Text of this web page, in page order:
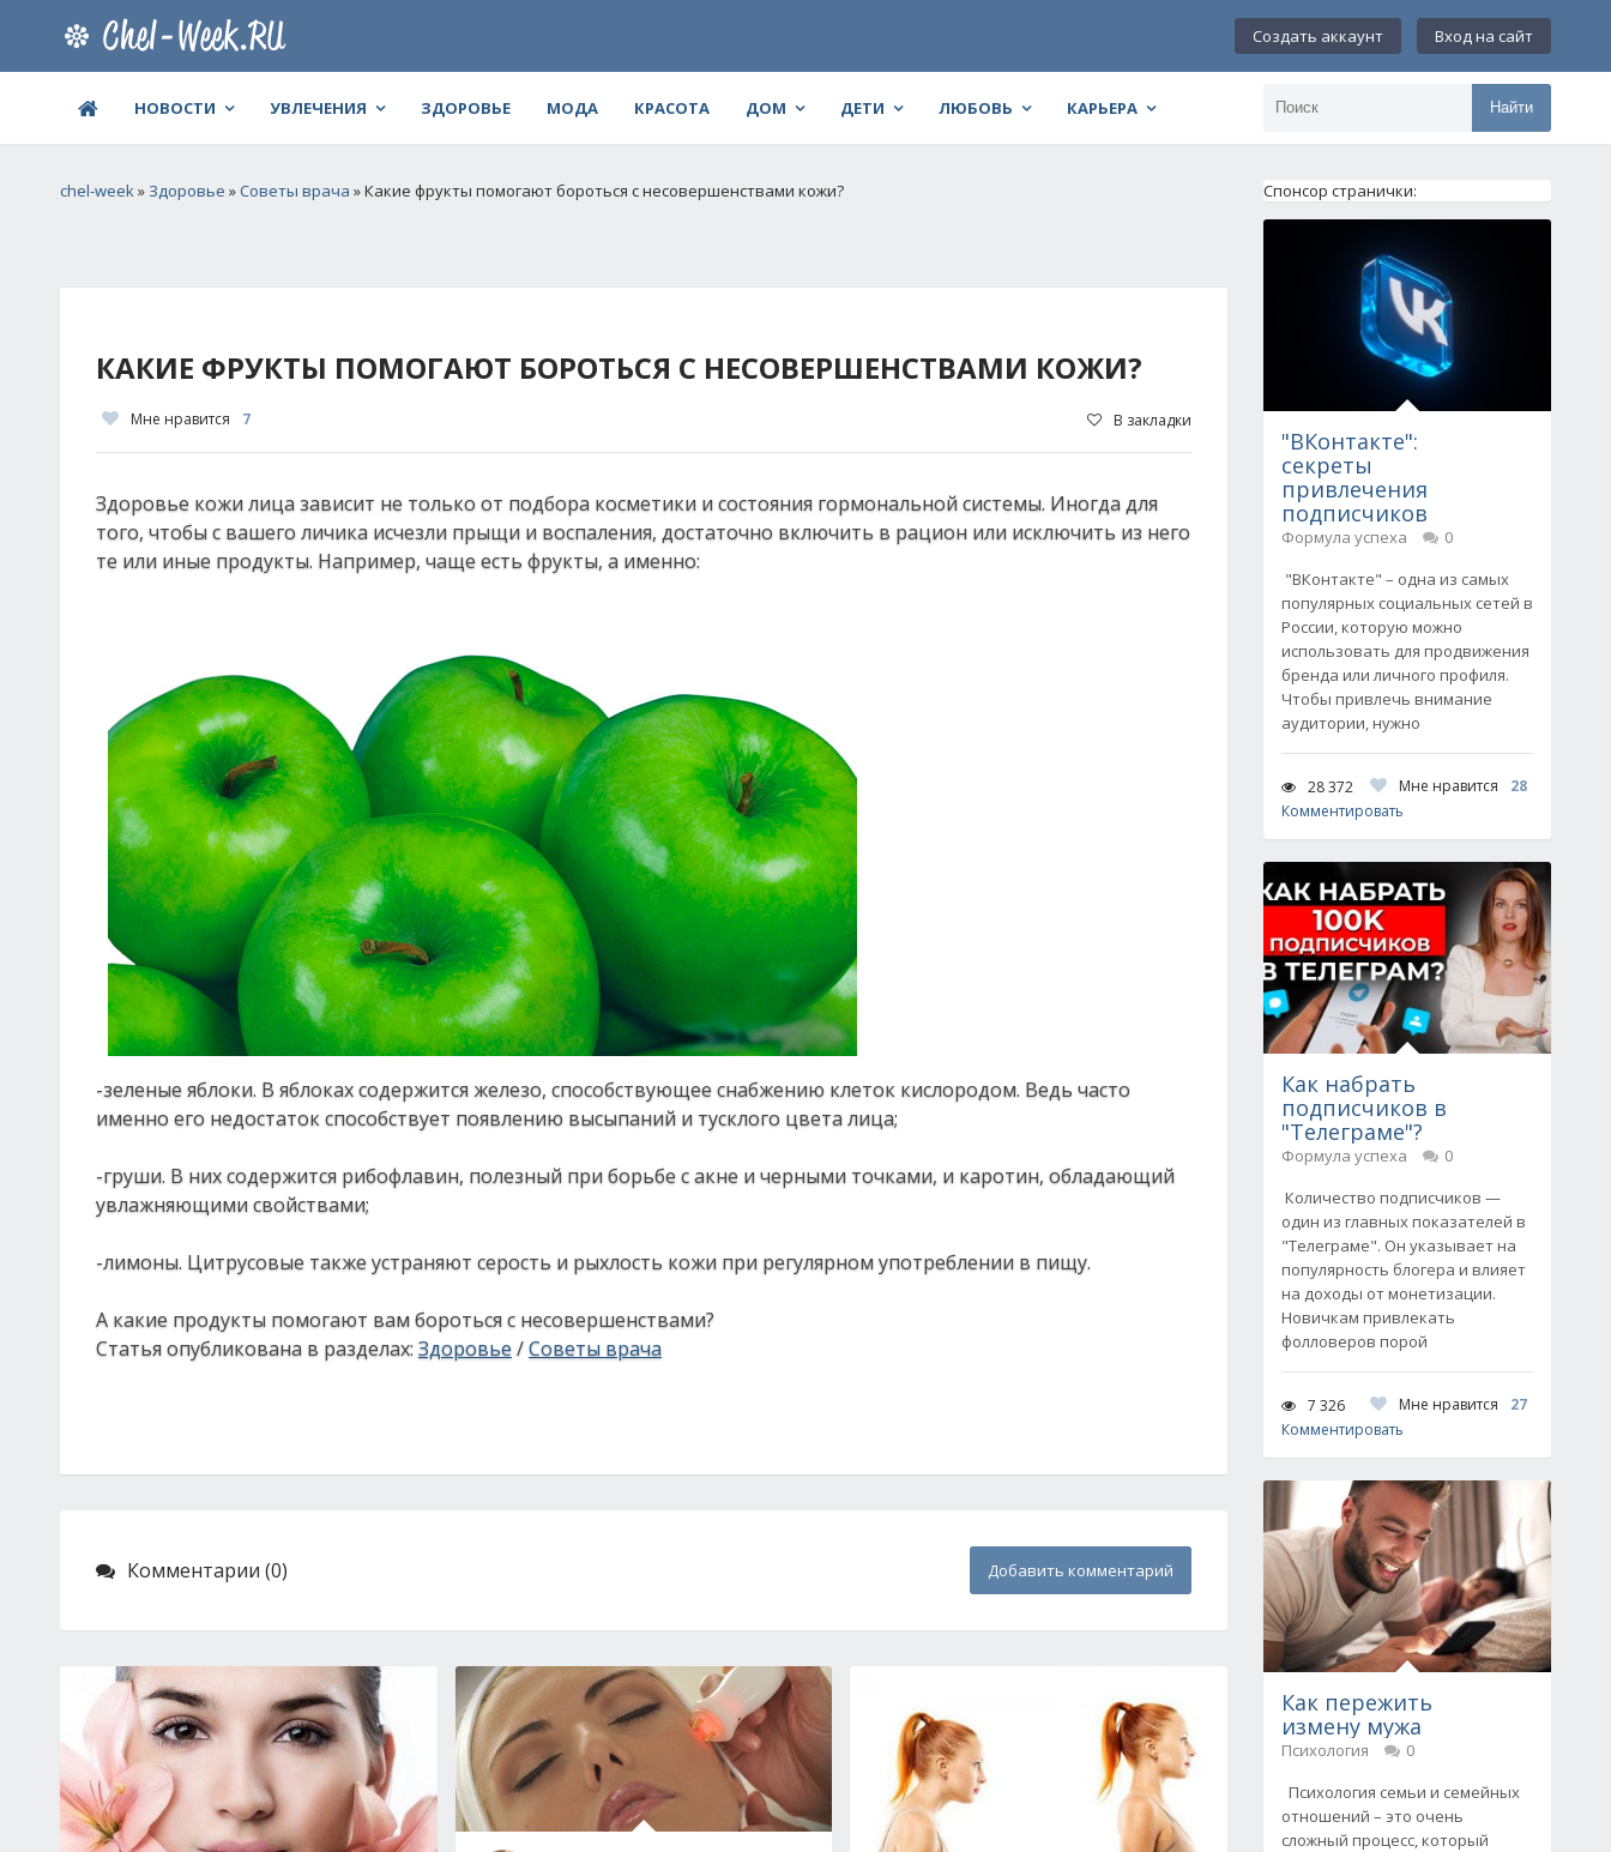
Создать аккаунт Вход на сайт
НОВОСТИ УВЛЕЧЕНИЯ ЗДОРОВЬЕ МОДА КРАСОТА ДОМ ДЕТИ ЛЮБОВЬ КАРЬЕРА Найти
chel-week» Здоровье »Советы врача » Какие фрукты помогают бороться с несовершенствами кожи?
КАКИЕ ФРУКТЫ ПОМОГАЮТ БОРОТЬСЯ С НЕСОВЕРШЕНСТВАМИ КОЖИ?
Мне нравится 7 В закладки
Здоровье кожи лица зависит не только от подбора косметики и состояния гормональной системы. Иногда для
того, чтобы с вашего личика исчезли прыщи и воспаления, достаточно включить в рацион или исключить из него
те или иные продукты. Например, чаще есть фрукты, а именно:
-зеленые яблоки. В яблоках содержится железо, способствующее снабжению клеток кислородом. Ведь часто
именно его недостаток способствует появлению высыпаний и тусклого цвета лица;
-груши. В них содержится рибофлавин, полезный при борьбе с акне и черными точками, и каротин, обладающий
увлажняющими свойствами;
-лимоны. Цитрусовые также устраняют серость и рыхлость кожи при регулярном употреблении в пищу.
А какие продукты помогают вам бороться с несовершенствами?
Статья опубликована в разделах: Здоровье/Советы врача
Комментарии (0) Добавить комментарий
Спонсор странички:
"ВКонтакте":
секреты
привлечения
подписчиков
Формула успеха
0
"ВКонтакте" – одна из самых
популярных социальных сетей в
России, которую можно
использовать для продвижения
бренда или личного профиля.
Чтобы привлечь внимание
аудитории, нужно
28 372 Мне нравится
28
Комментировать
Как набрать
подписчиков в
"Телеграме"?
Формула успеха
0
Количество подписчиков —
один из главных показателей в
"Телеграме". Он указывает на
популярность блогера и влияет
на доходы от монетизации.
Новичкам привлекать
фолловеров порой
7 326 Мне нравится
27
Комментировать
Как пережить
измену мужа
Психология
0
Психология семьи и семейных
отношений – это очень
сложный процесс, который